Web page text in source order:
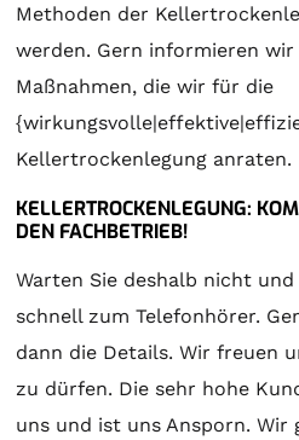
Methoden der
werden. Gern informieren wir
Maßnahmen, die wir für die
Kellertrockenlegung anraten.
KELLERTROCKENLEGUNG:
DEN FACHBETRIEB!
Warten Sie deshalb nicht
schnell zum Telefonhörer.
dann die Details. Wir freuen
zu dürfen. Die sehr hohe
uns und ist uns Ansporn. Wir